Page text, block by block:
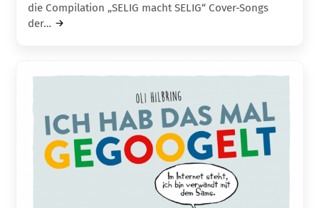
die Compilation „SELIG macht SELIG“ Cover-Songs
der…